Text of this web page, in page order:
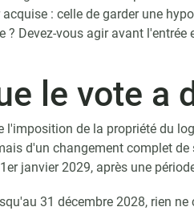
: celle de garder une
? Devez-vous agir avant
le vote a
l'imposition de la propriété du
d'un changement complet
janvier 2029, après une
31 décembre 2028, rien